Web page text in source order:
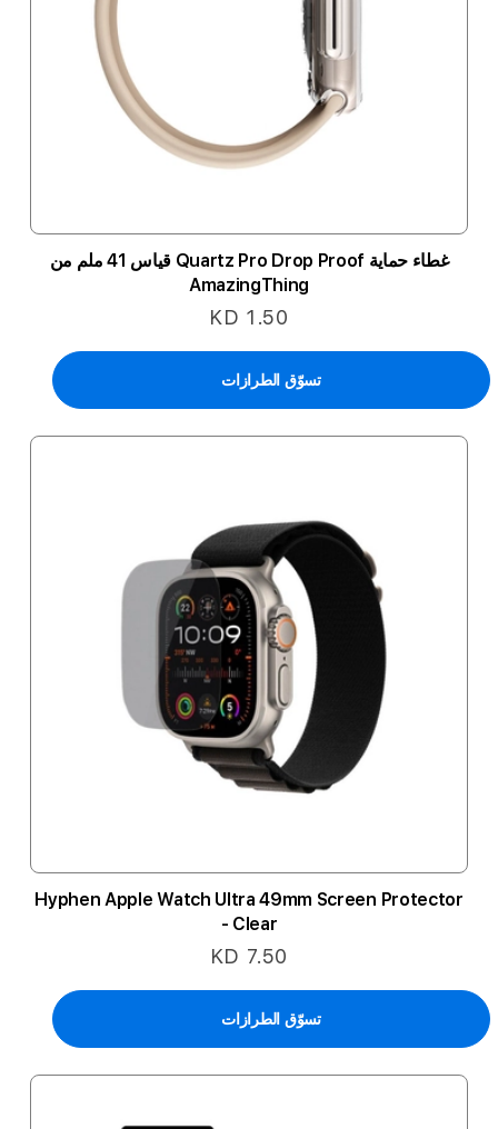
غطاء حماية Quartz Pro Drop Proof قياس 41 ملم من
AmazingThing
KD 1.50
تسوّق الطرازات
Hyphen Apple Watch Ultra 49mm Screen Protector
- Clear
KD 7.50
تسوّق الطرازات